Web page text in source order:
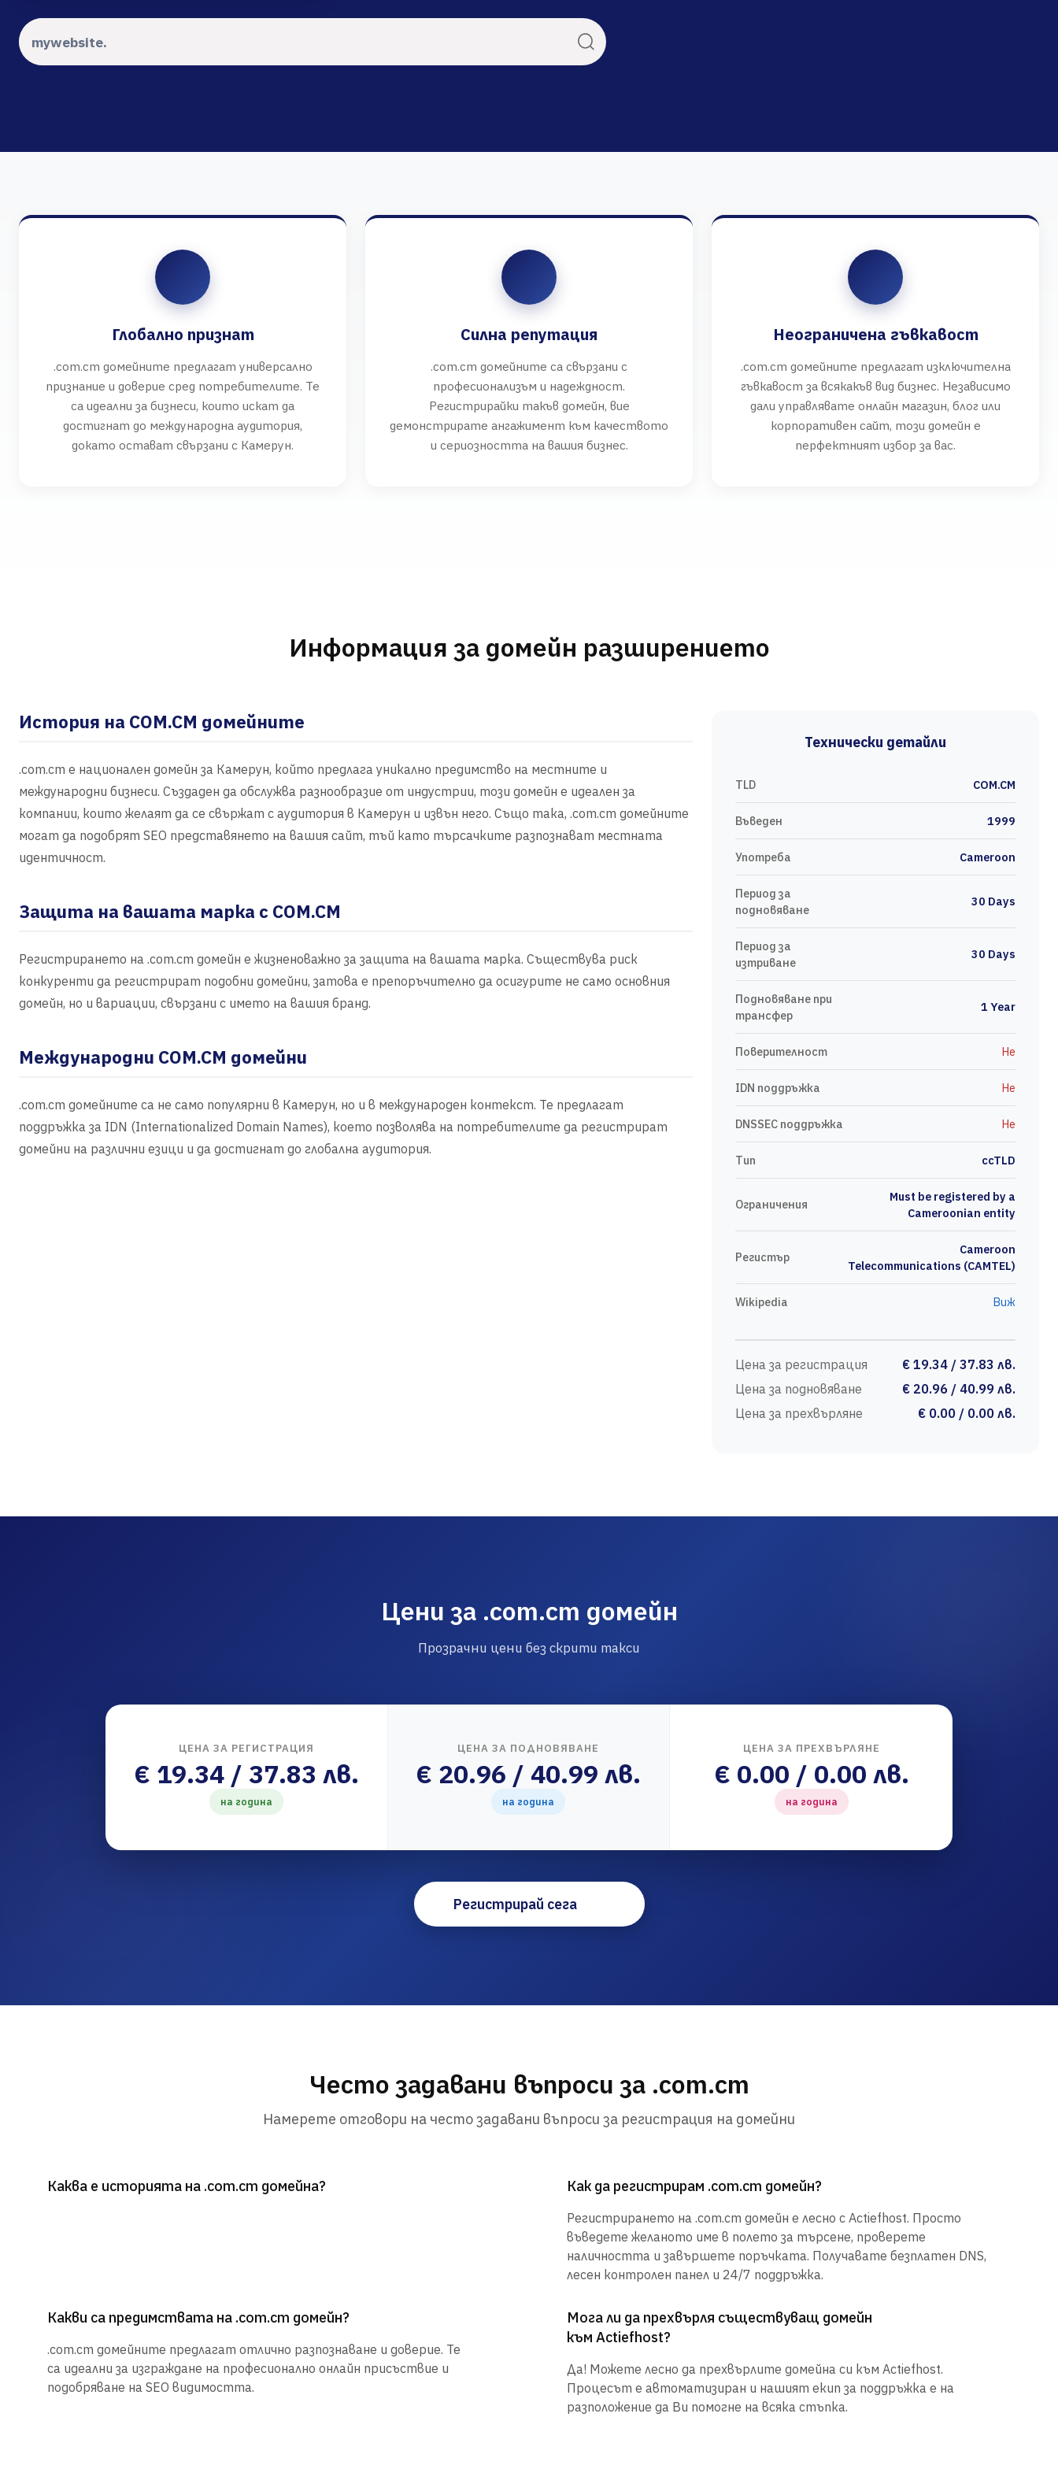
Глобално признат
.com.cm домейните предлагат универсално
признание и доверие сред потребителите. Те
са идеални за бизнеси, които искат да
достигнат до международна аудитория,
докато остават свързани с Камерун.
Силна репутация
.com.cm домейните са свързани с
професионализъм и надеждност.
Регистрирайки такъв домейн, вие
демонстрирате ангажимент към качеството
и сериозността на вашия бизнес.
Неограничена гъвкавост
.com.cm домейните предлагат изключителна
гъвкавост за всякакъв вид бизнес. Независимо
дали управлявате онлайн магазин, блог или
корпоративен сайт, този домейн е
перфектният избор за вас.
Информация за домейн разширението
История на COM.CM домейните
.com.cm е национален домейн за Камерун, който предлага уникално предимство на местните и
международни бизнеси. Създаден да обслужва разнообразие от индустрии, този домейн е идеален за
компании, които желаят да се свържат с аудитория в Камерун и извън него. Също така, .com.cm домейните
могат да подобрят SEO представянето на вашия сайт, тъй като търсачките разпознават местната
идентичност.
Защита на вашата марка с COM.CM
Регистрирането на .com.cm домейн е жизненоважно за защита на вашата марка. Съществува риск
конкуренти да регистрират подобни домейни, затова е препоръчително да осигурите не само основния
домейн, но и вариации, свързани с името на вашия бранд.
Международни COM.CM домейни
.com.cm домейните са не само популярни в Камерун, но и в международен контекст. Те предлагат
поддръжка за IDN (Internationalized Domain Names), което позволява на потребителите да регистрират
домейни на различни езици и да достигнат до глобална аудитория.
Технически детайли
TLD COM.CM
Въведен 1999
Употреба Cameroon
Период за
подновяване
30 Days
Период за
изтриване
30 Days
Подновяване при
трансфер
1 Year
Поверителност Не
IDN поддръжка Не
DNSSEC поддръжка Не
Тип ccTLD
Ограничения
Must be registered by a
Cameroonian entity
Регистър
Cameroon
Telecommunications (CAMTEL)
Wikipedia Виж
Цена за регистрация
€ 19.34 / 37.83 лв.
Цена за подновяване
€ 20.96 / 40.99 лв.
Цена за прехвърляне
€ 0.00 / 0.00 лв.
Цени за .com.cm домейн
Прозрачни цени без скрити такси
ЦЕНА ЗА РЕГИСТРАЦИЯ
€ 19.34 / 37.83 лв.
на година
ЦЕНА ЗА ПОДНОВЯВАНЕ
€ 20.96 / 40.99 лв.
на година
ЦЕНА ЗА ПРЕХВЪРЛЯНЕ
€ 0.00 / 0.00 лв.
на година
Регистрирай сега
Често задавани въпроси за .com.cm
Намерете отговори на често задавани въпроси за регистрация на домейни
Каква е историята на .com.cm домейна? Как да регистрирам .com.cm домейн?
Регистрирането на .com.cm домейн е лесно с Actiefhost. Просто
въведете желаното име в полето за търсене, проверете
наличността и завършете поръчката. Получавате безплатен DNS,
лесен контролен панел и 24/7 поддръжка.
Какви са предимствата на .com.cm домейн?
.com.cm домейните предлагат отлично разпознаване и доверие. Те
са идеални за изграждане на професионално онлайн присъствие и
подобряване на SEO видимостта.
Мога ли да прехвърля съществуващ домейн
към Actiefhost?
Да! Можете лесно да прехвърлите домейна си към Actiefhost.
Процесът е автоматизиран и нашият екип за поддръжка е на
разположение да Ви помогне на всяка стъпка.